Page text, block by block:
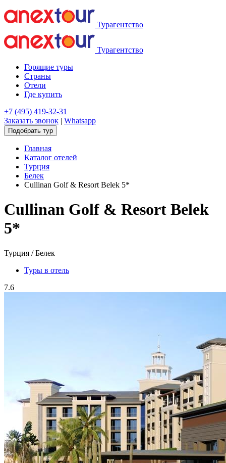
Турагентство
Турагентство
Горящие туры
Страны
Отели
Где купить
+7 (495) 419-32-31
Заказать звонок | Whatsapp
Подобрать тур
Главная
Каталог отелей
Турция
Белек
Cullinan Golf & Resort Belek 5*
Cullinan Golf & Resort Belek
5*
Турция / Белек
Туры в отель
7.6